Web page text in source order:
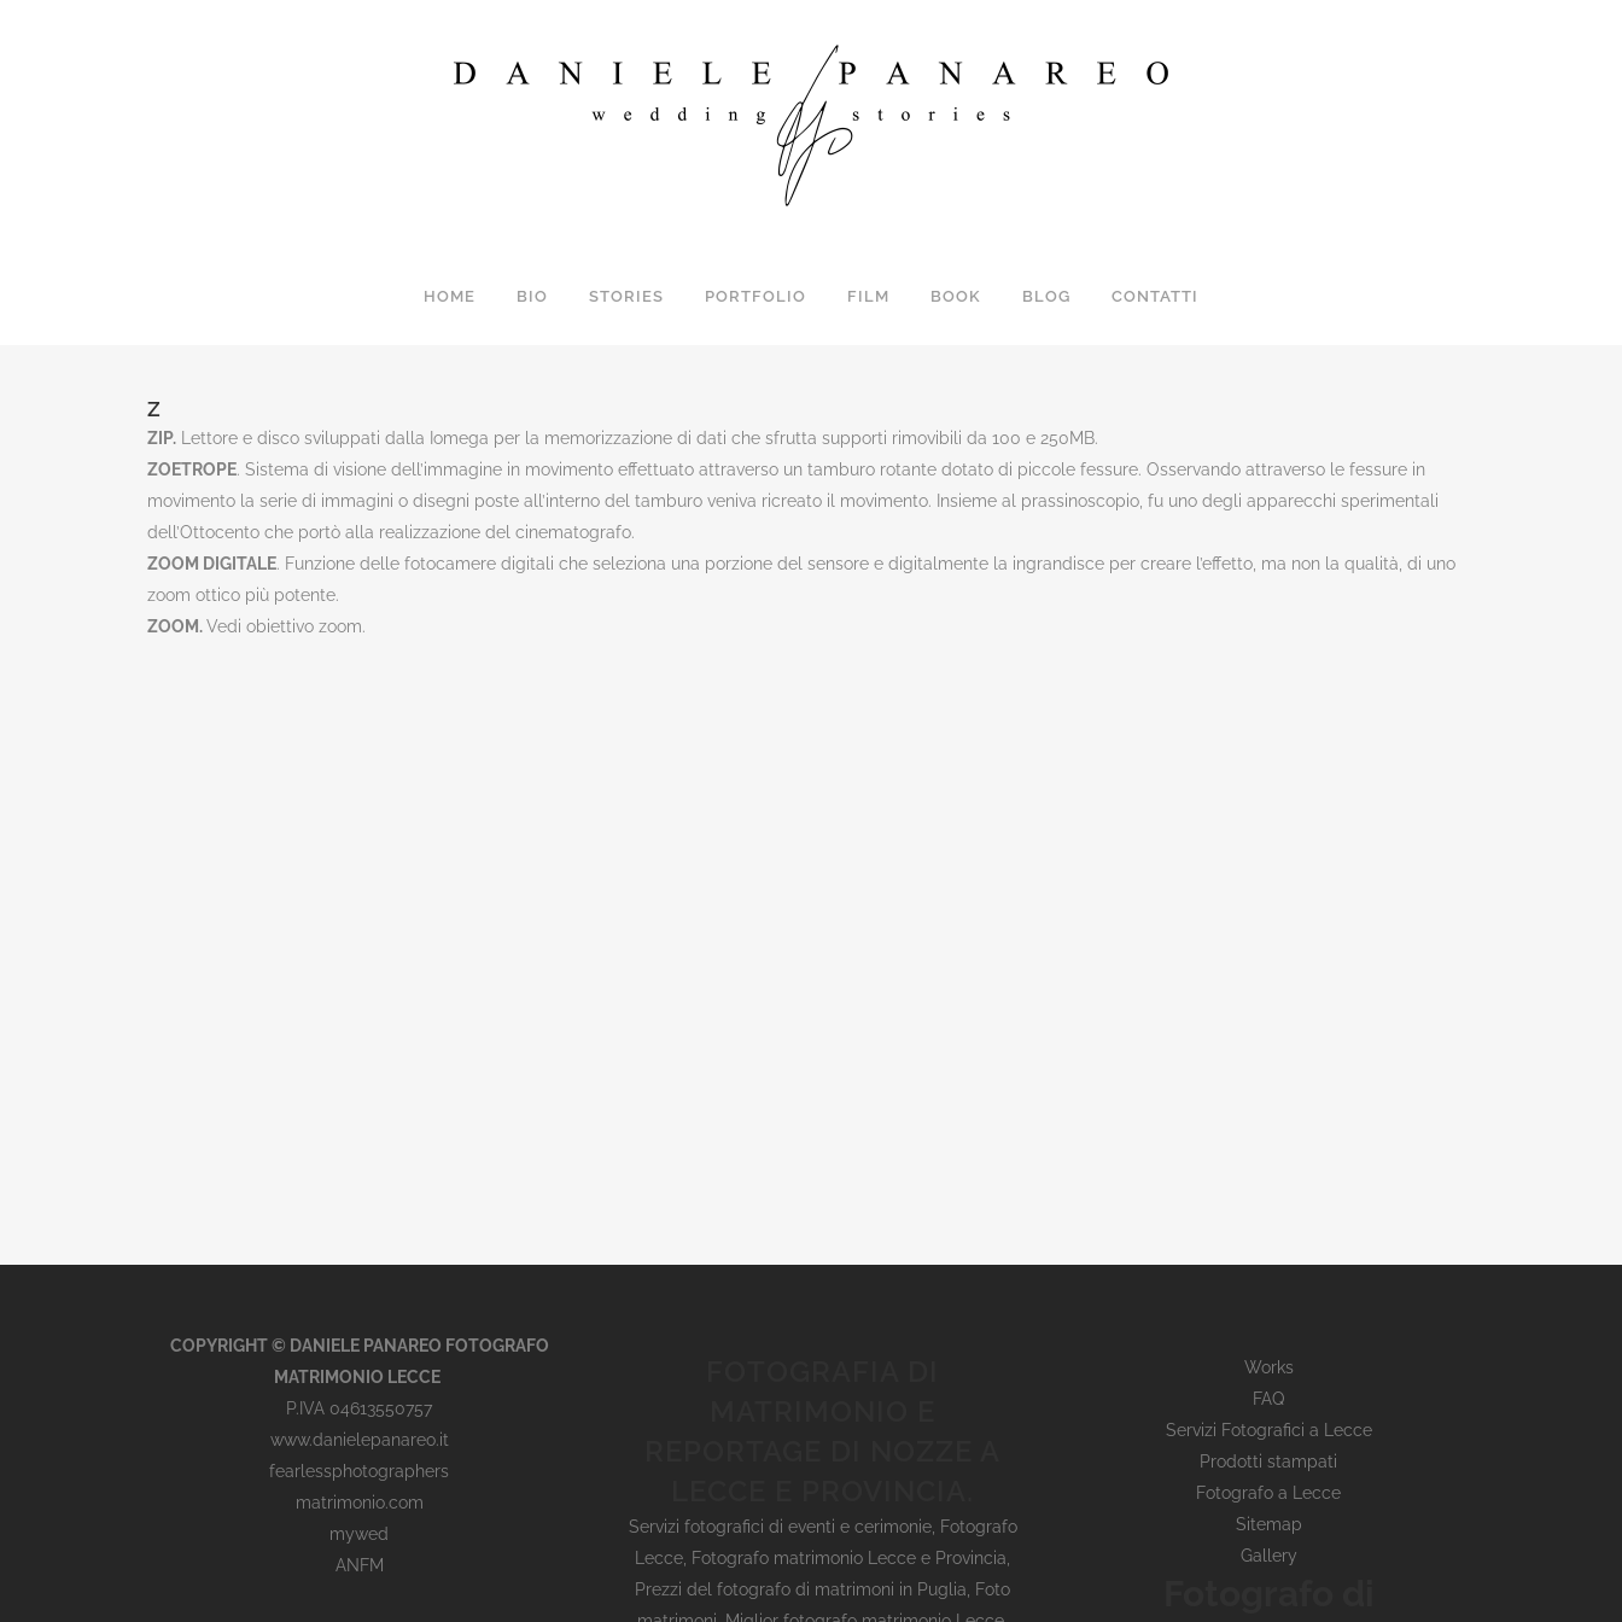
HOME BIO STORIES PORTFOLIO FILM BOOK BLOG CONTATTI
Z
ZIP. Lettore e disco sviluppati dalla Iomega per la memorizzazione di dati che sfrutta supporti rimovibili da 100 e 250MB.
ZOETROPE. Sistema di visione dell’immagine in movimento effettuato attraverso un tamburo rotante dotato di piccole fessure. Osservando attraverso le fessure in
movimento la serie di immagini o disegni poste all’interno del tamburo veniva ricreato il movimento. Insieme al prassinoscopio, fu uno degli apparecchi sperimentali
dell’Ottocento che portò alla realizzazione del cinematografo.
ZOOM DIGITALE. Funzione delle fotocamere digitali che seleziona una porzione del sensore e digitalmente la ingrandisce per creare l’effetto, ma non la qualità, di uno
zoom ottico più potente.
ZOOM.Vedi obiettivo zoom.
COPYRIGHT © DANIELE PANAREO FOTOGRAFO
MATRIMONIO LECCE
P.IVA 04613550757
www.danielepanareo.it
fearlessphotographers
matrimonio.com
mywed
ANFM
Servizi fotografici di eventi e cerimonie, Fotografo
Lecce Fotografo matrimonio Lecce e Provincia
Prezzi del fotografo di matrimoni in Puglia
Foto
Works
FAQ
Servizi Fotografici a Lecce
Prodotti stampati
Fotografo a Lecce
Sitemap
Gallery